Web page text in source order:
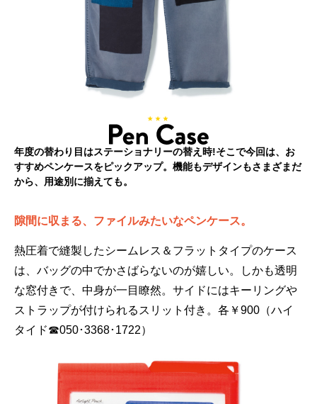
年度の替わり目はステーショナリーの替え時!そこで今回は、お
すすめペンケースをピックアップ。機能もデザインもさまざまだ
から、用途別に揃えても。
隙間に収まる、ファイルみたいなペンケース。
熱圧着で縫製したシームレス＆フラットタイプのケース
は、バッグの中でかさばらないのが嬉しい。しかも透明
な窓付きで、中身が一目瞭然。サイドにはキーリングや
ストラップが付けられるスリット付き。各￥900（ハイ
タイド☎050･3368･1722）